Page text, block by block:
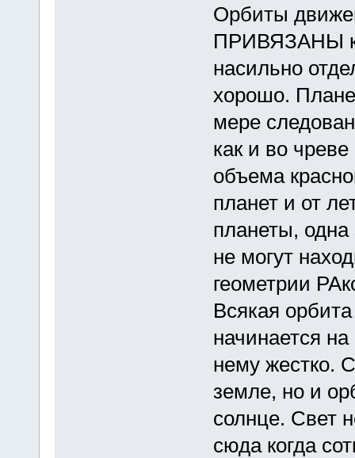
Орбиты
ПРИВЯЗАНЫ к
насильно
хорошо.
мере
как и во
объема
планет и от
планеты,
не могут
геометрии
Всякая
начинается
нему жестко.
земле, но и
солнце. Свет
сюда когда